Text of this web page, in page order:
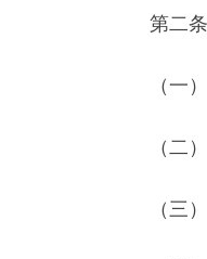
第二条
（一）食
（二）
（三）用